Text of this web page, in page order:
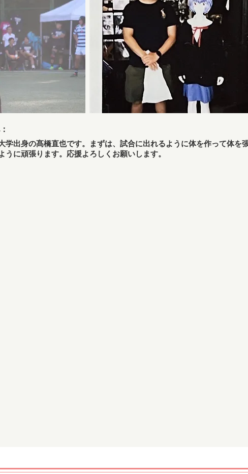
学出身の髙橋直也です。まずは、試合に出れるように体を作って体を
うに頑張ります。応援よろしくお願いします。